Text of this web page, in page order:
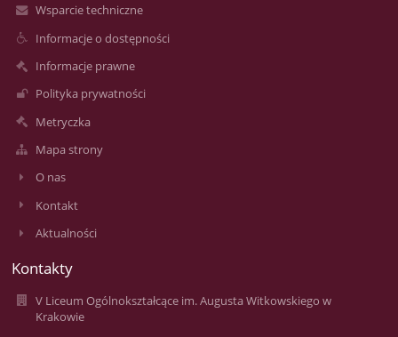
Wsparcie techniczne
Informacje o dostępności
Informacje prawne
Polityka prywatności
Metryczka
Mapa strony
O nas
Kontakt
Aktualności
Kontakty
V Liceum Ogólnokształcące im. Augusta Witkowskiego w
Krakowie